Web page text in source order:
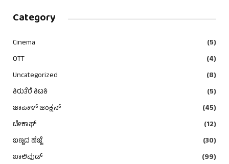
Category
Cinema
(5)
OTT
(4)
Uncategorized
(8)
ಕಿರುತೆರೆ ಕಿಟಕಿ
(5)
ಜಾಪಾಳ್ ಜಂಕ್ಷನ್
(45)
ಟೇಕಾಫ್
(12)
ಬಣ್ಣದ ಹೆಜ್ಜೆ
(30)
ಬಾಲಿವುಡ್
(99)